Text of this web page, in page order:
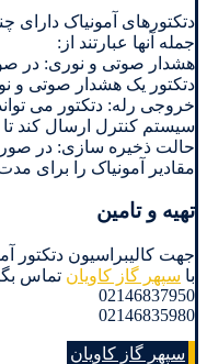
دتکتورهای آمونیاک دارای
جمله آنها عبارتند از:
هشدار صوتی و نوری: در
دتکتور یک هشدار صوتی و
خروجی رله: دتکتور می
سیستم کنترل ارسال کند
حالت ذخیره سازی: در
مقادیر آمونیاک را برای
تهیه و تامین
جهت کالیبراسیون دتکتور
با سپهر گاز کاویان تماس
02146837950
02146835980
سپهر گاز کاویان